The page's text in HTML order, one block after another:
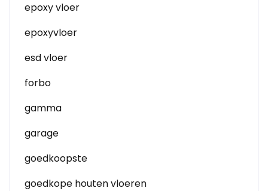
epoxy vloer
epoxyvloer
esd vloer
forbo
gamma
garage
goedkoopste
goedkope houten vloeren